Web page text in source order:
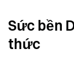
Sức bền
thức